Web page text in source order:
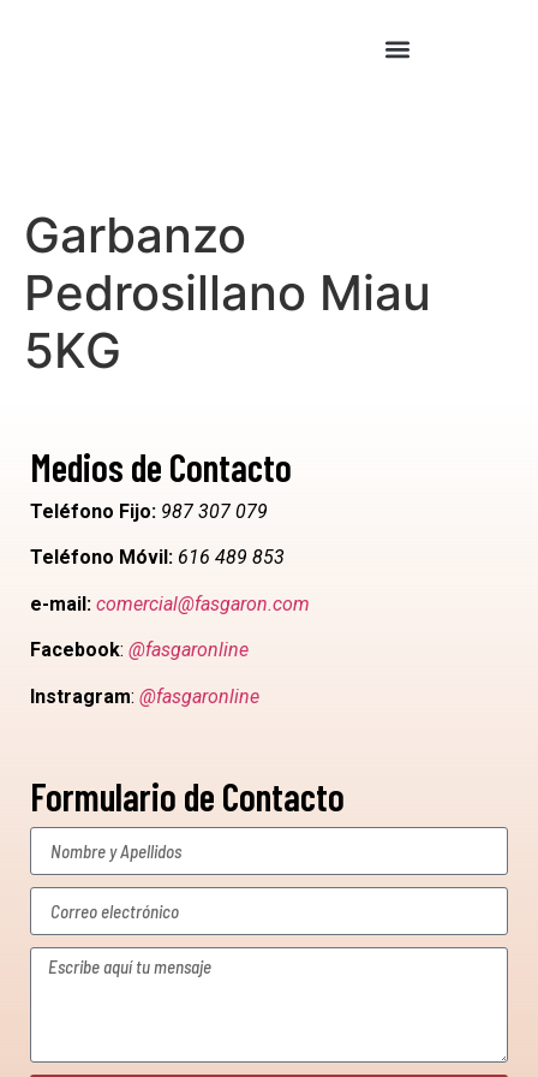
Garbanzo
Pedrosillano Miau
5KG
Medios de Contacto
Teléfono Fijo: 987 307 079
Teléfono Móvil: 616 489 853
e-mail: comercial@fasgaron.com
Facebook: @fasgaronline
Instragram: @fasgaronline
Formulario de Contacto